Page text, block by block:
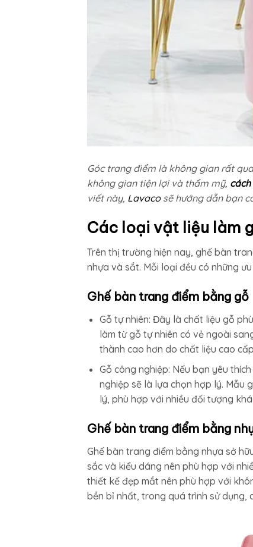
Góc trang điểm là không gian rất
không gian tiện lợi và thẩm mỹ,
viết này, Lavacosẽ hướng dẫn bạn
Các loại vật liệu làm
Trên thị trường hiện nay, ghế bàn
nhựa và sắt. Mỗi loại đều có những
Ghế bàn trang điểm bằng gỗ
Gỗ tự nhiên: Đây là chất liệu gỗ
làm từ gỗ tự nhiên có vẻ ngoài
thành cao hơn do chất liệu cao
Gỗ công nghiệp: Nếu bạn yêu
nghiệp sẽ là lựa chọn hợp lý. Mẫu
lý, phù hợp với nhiều đối tượng
Ghế bàn trang điểm bằng
Ghế bàn trang điểm bằng nhựa sở
sắc và kiểu dáng nên phù hợp với
thiết kế đẹp mắt nên phù hợp với
bền bỉ nhất, trong quá trình sử dụng,